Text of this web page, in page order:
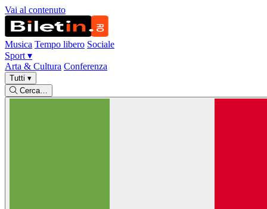
Vai al contenuto
Musica Tempo libero Sociale
Sport ▾
Arta & Cultura Conferenza
Tutti ▾
Cerca…